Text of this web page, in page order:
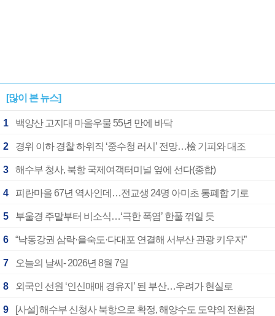
[많이 본 뉴스]
1 백양산 고지대 마을우물 55년 만에 바닥
2 경위 이하 경찰 하위직 ‘중수청 러시’ 전망…檢 기피와 대조
3 해수부 청사, 북항 국제여객터미널 옆에 선다(종합)
4 피란마을 67년 역사인데…전교생 24명 아미초 통폐합 기로
5 부울경 주말부터 비소식…‘극한 폭염’ 한풀 꺾일 듯
6 “낙동강권 삼락·을숙도·다대포 연결해 서부산 관광 키우자”
7 오늘의 날씨- 2026년 8월 7일
8 외국인 선원 ‘인신매매 경유지’ 된 부산…우려가 현실로
9 [사설] 해수부 신청사 북항으로 확정, 해양수도 도약의 전환점